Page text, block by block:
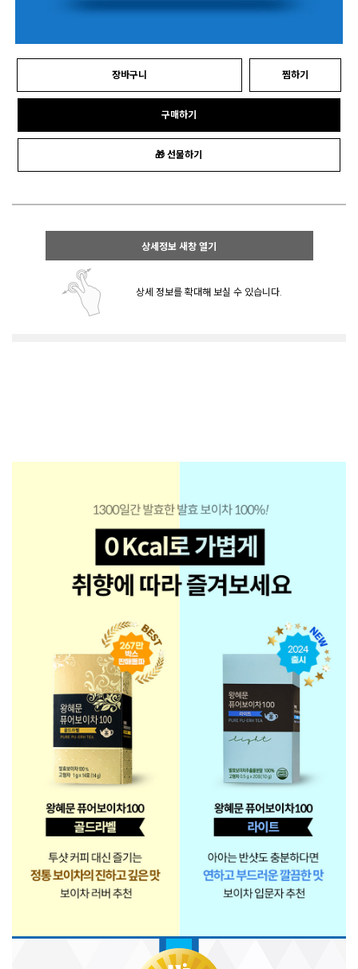
장바구니 찜하기
구매하기
🎁 선물하기
상세정보 새창 열기
상세 정보를 확대해 보실 수 있습니다.